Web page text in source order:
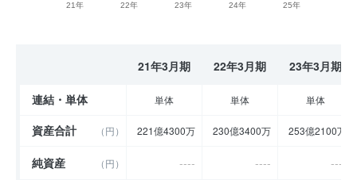
21年 22年 23年 24年 25年
21年3月期 22年3月期 23年3月期
連結・単体 単体 単体 単体
資産合計 （円） 221億4300万 230億3400万 253億2100万
純資産 （円） ---- ----
----